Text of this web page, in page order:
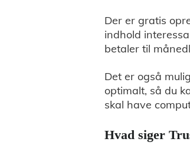
Der er gratis
indhold
betaler til
Det er også
optimalt, så du
skal have
Hvad siger